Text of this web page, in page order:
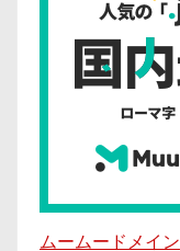
ムームードメイン